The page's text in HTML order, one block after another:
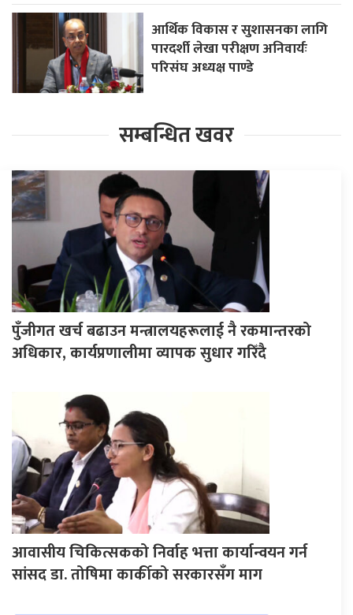
आर्थिक विकास र सुशासनका लागि
पारदर्शी लेखा परीक्षण अनिवार्यः
परिसंघ अध्यक्ष पाण्डे
सम्बन्धित खवर
पुँजीगत खर्च बढाउन मन्त्रालयहरूलाई नै रकमान्तरको
अधिकार, कार्यप्रणालीमा व्यापक सुधार गरिँदै
आवासीय चिकित्सकको निर्वाह भत्ता कार्यान्वयन गर्न
सांसद डा. तोषिमा कार्कीको सरकारसँग माग